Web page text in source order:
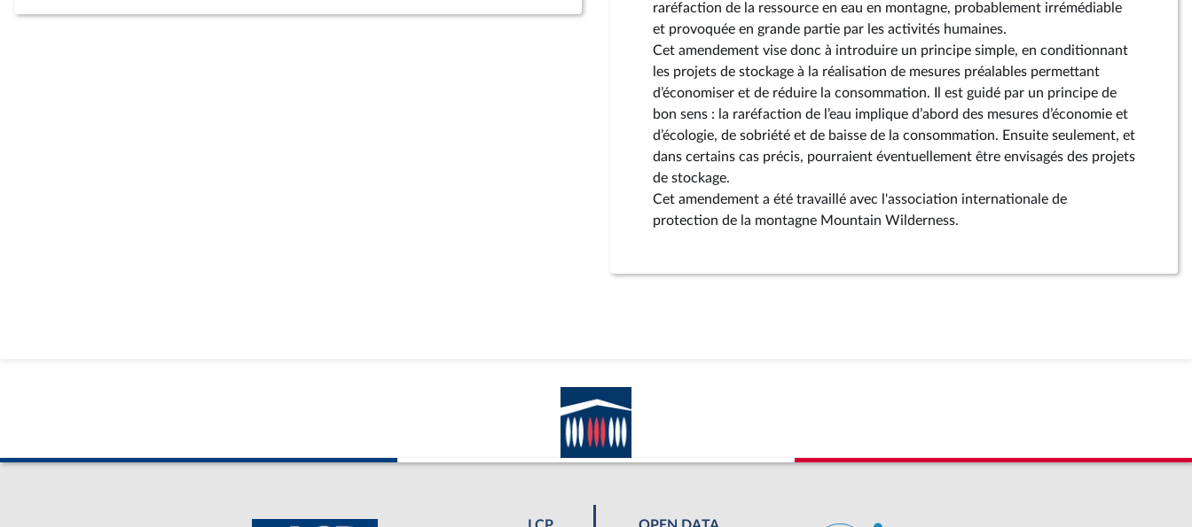
raréfaction de la ressource en eau en montagne, probablement irrémédiable
et provoquée en grande partie par les activités humaines.
Cet amendement vise donc à introduire un principe simple, en conditionnant
les projets de stockage à la réalisation de mesures préalables permettant
d’économiser et de réduire la consommation. Il est guidé par un principe de
bon sens : la raréfaction de l’eau implique d’abord des mesures d’économie et
d’écologie, de sobriété et de baisse de la consommation. Ensuite seulement, et
dans certains cas précis, pourraient éventuellement être envisagés des projets
de stockage.
Cet amendement a été travaillé avec l'association internationale de
protection de la montagne Mountain Wilderness.